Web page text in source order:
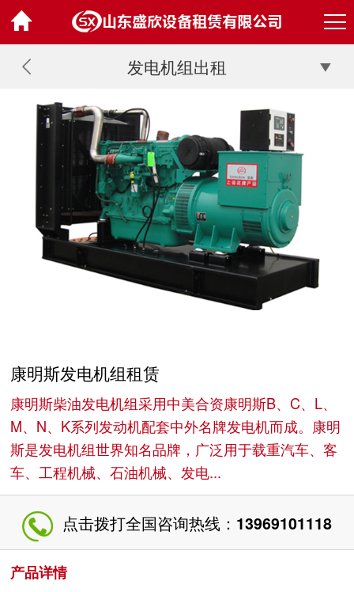
发电机组出租
康明斯发电机组租赁
康明斯柴油发电机组采用中美合资康明斯B、C、L、
M、N、K系列发动机配套中外名牌发电机而成。康明
斯是发电机组世界知名品牌，广泛用于载重汽车、客
车、工程机械、石油机械、发电...
点击拨打全国咨询热线： 13969101118
产品详情